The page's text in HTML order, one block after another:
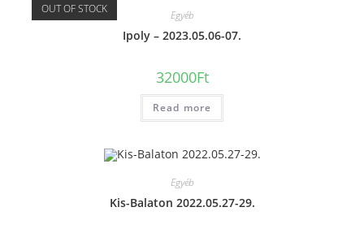
OUT OF STOCK Egyéb
Ipoly – 2023.05.06-07.
32000Ft
Read more
Egyéb
Kis-Balaton 2022.05.27-29.